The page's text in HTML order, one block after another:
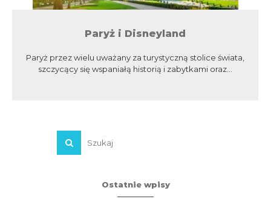
Paryż i Disneyland
Paryż przez wielu uważany za turystyczną stolice świata,
szczycący się wspaniałą historią i zabytkami oraz...
Ostatnie wpisy